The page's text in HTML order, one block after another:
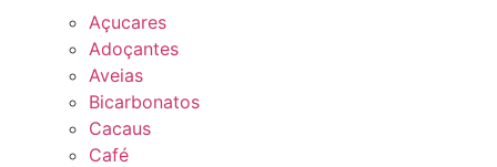
Açucares
Adoçantes
Aveias
Bicarbonatos
Cacaus
Café